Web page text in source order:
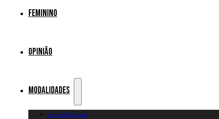
Feminino
Opinião
Modalidades
Artes Marciais